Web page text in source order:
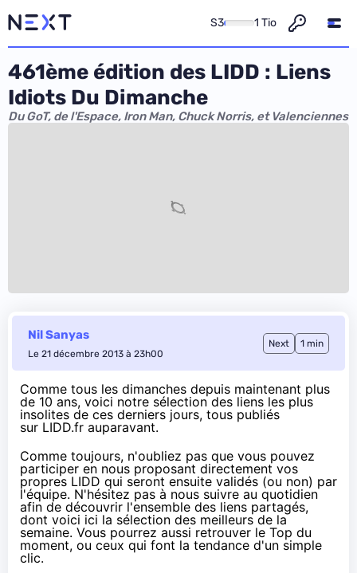
S3 1 Tio
461ème édition des LIDD : Liens
Idiots Du Dimanche
Du GoT, de l'Espace, Iron Man, Chuck Norris, et Valenciennes
Nil Sanyas
Le 21 décembre 2013 à 23h00
Next 1 min
Comme tous les dimanches depuis maintenant plus
de 10 ans, voici notre sélection des liens les plus
insolites de ces derniers jours, tous publiés
sur LIDD.fr auparavant.
Comme toujours, n'oubliez pas que vous pouvez
participer en nous proposant directement vos
propres LIDD qui seront ensuite validés (ou non) par
l'équipe. N'hésitez pas à nous suivre au quotidien
afin de découvrir l'ensemble des liens partagés,
dont voici ici la sélection des meilleurs de la
semaine. Vous pourrez aussi retrouver le Top du
moment, ou ceux qui font la tendance d'un simple
clic.